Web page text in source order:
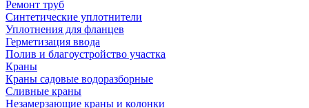
Ремонт труб
Синтетические уплотнители
Уплотнения для фланцев
Герметизация ввода
Полив и благоустройство участка
Краны
Краны садовые водоразборные
Сливные краны
Незамерзающие краны и колонки